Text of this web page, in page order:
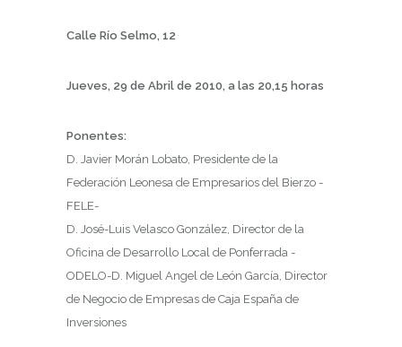
Calle Río Selmo, 12
Jueves, 29 de Abril de 2010, a las 20,15 horas
Ponentes:
D. Javier Morán Lobato, Presidente de la
Federación Leonesa de Empresarios del Bierzo -
FELE-
D. José-Luis Velasco González, Director de la
Oficina de Desarrollo Local de Ponferrada -
ODELO-D. Miguel Angel de León García, Director
de Negocio de Empresas de Caja España de
Inversiones